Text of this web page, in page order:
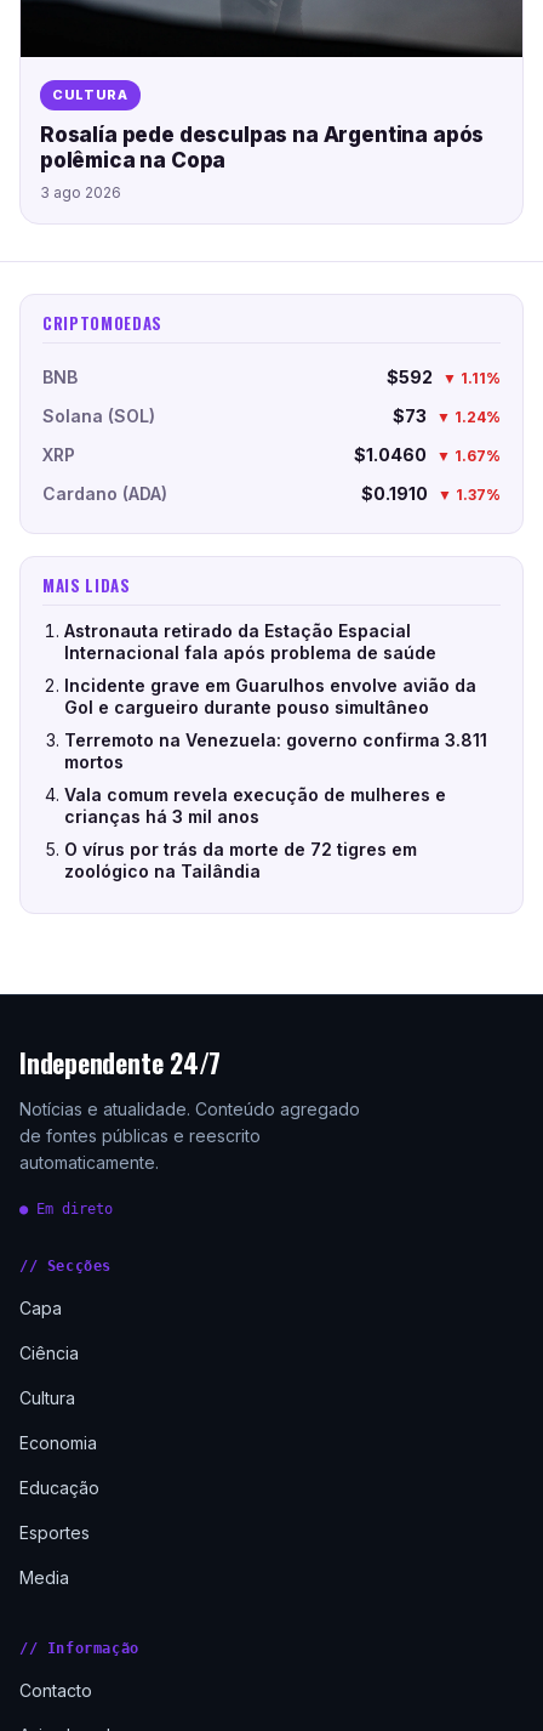
CULTURA
Rosalía pede desculpas na Argentina após
polêmica na Copa
3 ago 2026
CRIPTOMOEDAS
BNB $592 ▼ 1.11%
Solana (SOL) $73 ▼ 1.24%
XRP $1.0460 ▼ 1.67%
Cardano (ADA) $0.1910 ▼ 1.37%
MAIS LIDAS
Astronauta retirado da Estação Espacial
Internacional fala após problema de saúde
Incidente grave em Guarulhos envolve avião da
Gol e cargueiro durante pouso simultâneo
Terremoto na Venezuela: governo confirma 3.811
mortos
Vala comum revela execução de mulheres e
crianças há 3 mil anos
O vírus por trás da morte de 72 tigres em
zoológico na Tailândia
Independente 24/7
Notícias e atualidade. Conteúdo agregado
de fontes públicas e reescrito
automaticamente.
● Em direto
// Secções
Capa
Ciência
Cultura
Economia
Educação
Esportes
Media
// Informação
Contacto